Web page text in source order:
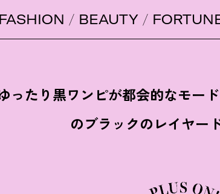
ブ
FASHION BEAUTY
ったり黒ワンピが都会的なモー
のブラックのレイヤー